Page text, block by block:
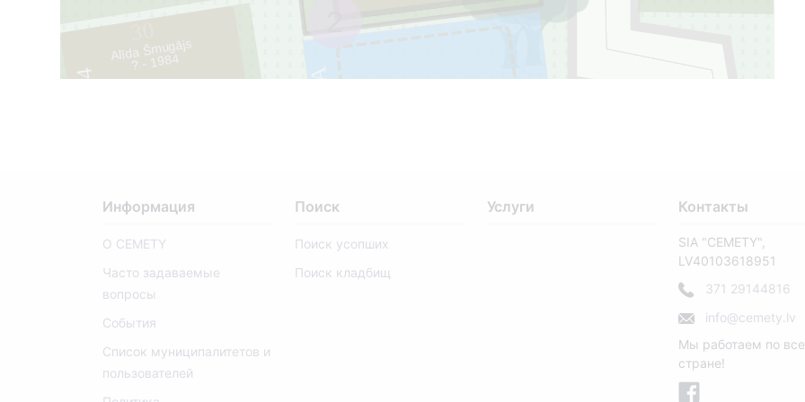
031A
4
Alīda Šmugājs
? - 1984
Информация
О CEMETY
Часто задаваемые
вопросы
События
Список муниципалитетов и
пользователей
Поиск
Поиск усопших
Поиск кладбищ
Услуги Контакты
SIA "CEMETY",
LV40103618951
371 29144816
info@cemety.lv
Мы работаем по
стране!